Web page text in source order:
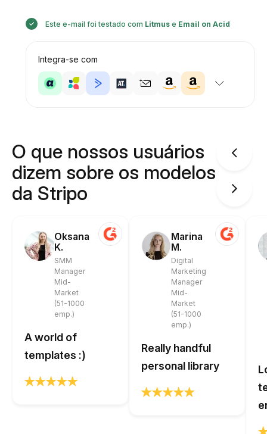
Este e-mail foi testado com Litmuse Email on Acid
Integra-se com
O que nossos usuários
dizem sobre os modelos
da Stripo
Oksana
K.
SMM
Manager
Mid-
Market
(51-1000
emp.)
A world of
templates :)
Marina
M.
Digital
Marketing
Manager
Mid-
Market
(51-1000
emp.)
Really handful
personal library